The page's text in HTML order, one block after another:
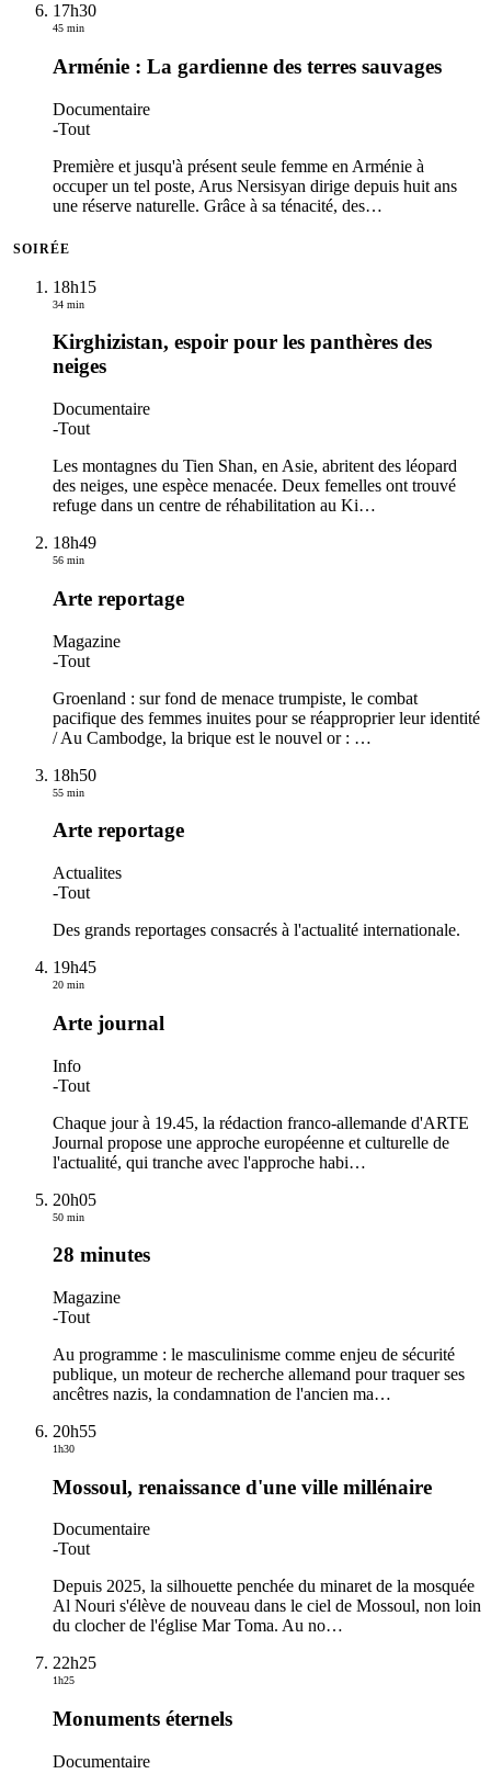
17h30
45 min
Arménie : La gardienne des terres sauvages
Documentaire
-Tout
Première et jusqu'à présent seule femme en Arménie à
occuper un tel poste, Arus Nersisyan dirige depuis huit ans
une réserve naturelle. Grâce à sa ténacité, des…
SOIRÉE
18h15
34 min
Kirghizistan, espoir pour les panthères des
neiges
Documentaire
-Tout
Les montagnes du Tien Shan, en Asie, abritent des léopard
des neiges, une espèce menacée. Deux femelles ont trouvé
refuge dans un centre de réhabilitation au Ki…
18h49
56 min
Arte reportage
Magazine
-Tout
Groenland : sur fond de menace trumpiste, le combat
pacifique des femmes inuites pour se réapproprier leur identité
/ Au Cambodge, la brique est le nouvel or : …
18h50
55 min
Arte reportage
Actualites
-Tout
Des grands reportages consacrés à l'actualité internationale.
19h45
20 min
Arte journal
Info
-Tout
Chaque jour à 19.45, la rédaction franco-allemande d'ARTE
Journal propose une approche européenne et culturelle de
l'actualité, qui tranche avec l'approche habi…
20h05
50 min
28 minutes
Magazine
-Tout
Au programme : le masculinisme comme enjeu de sécurité
publique, un moteur de recherche allemand pour traquer ses
ancêtres nazis, la condamnation de l'ancien ma…
20h55
1h30
Mossoul, renaissance d'une ville millénaire
Documentaire
-Tout
Depuis 2025, la silhouette penchée du minaret de la mosquée
Al Nouri s'élève de nouveau dans le ciel de Mossoul, non loin
du clocher de l'église Mar Toma. Au no…
22h25
1h25
Monuments éternels
Documentaire